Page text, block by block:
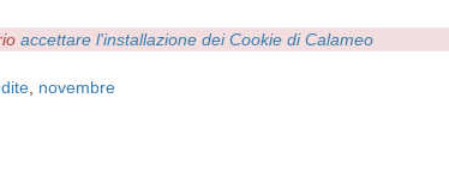
accettare l'installazione dei Cookie di Calameo
novembre